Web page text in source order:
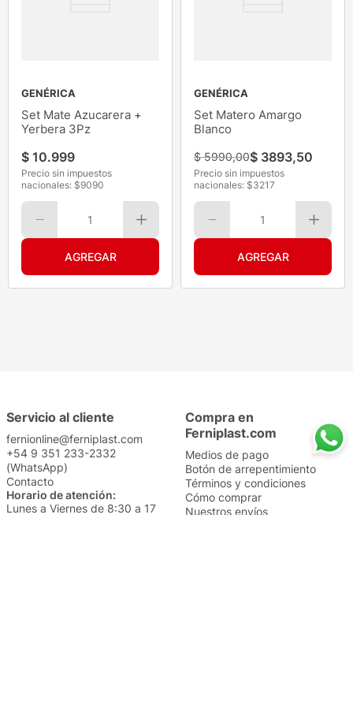
GENÉRICA
Set Mate Azucarera +
Yerbera 3Pz
$ 10.999
Precio sin impuestos
nacionales: $9090
1
GENÉRICA
Set Matero Amargo
Blanco
$ 5990,00$ 3893,50
Precio sin impuestos
nacionales: $3217
1
Servicio al cliente
fernionline@ferniplast.com
+54 9 351 233-2332
(WhatsApp)
Contacto
Horario de atención:
Lunes a Viernes de 8:30 a 17
Compra en
Ferniplast.com
Medios de pago
Botón de arrepentimiento
Términos y condiciones
Cómo comprar
Nuestros envíos